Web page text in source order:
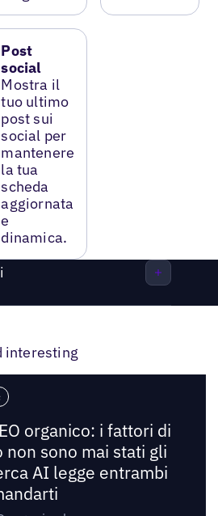
Post
social
Mostra il
tuo ultimo
post sui
social per
mantenere
la tua
scheda
aggiornata
e
dinamica.
interesting
organico: i fattori di
non sono mai stati gli
AI legge entrambi